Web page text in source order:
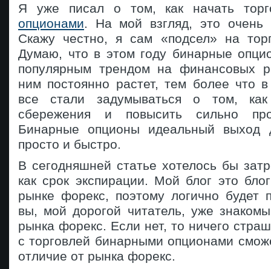
Я уже писал о том, как начать
опционами. На мой взгляд, это очень
Скажу честно, я сам «подсел» на
Думаю, что в этом году бинарные
популярным трендом на финансовых
ним постоянно растет, тем более что
все стали задумываться о том, как
сбережения и повысить сильно
Бинарные опционы идеальный выход
просто и быстро.
В сегодняшней статье хотелось бы
как срок экспирации. Мой блог это
рынке форекс, поэтому логично будет
вы, мой дорогой читатель, уже
рынка форекс. Если нет, то ничего
с торговлей бинарными опционами
отличие от рынка форекс.